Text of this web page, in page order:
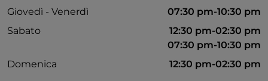
Si parla inglese
Wi-Fi
Giovedì - Venerdì
07:30 pm-10:30 pm
Sabato
12:30 pm-02:30 pm
07:30 pm-10:30 pm
Domenica
12:30 pm-02:30 pm